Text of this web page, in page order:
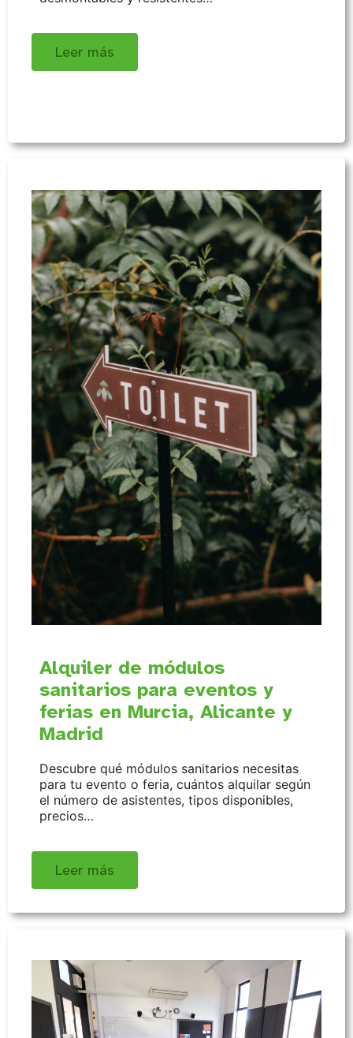
Leer más
Alquiler de módulos
sanitarios para eventos y
ferias en Murcia, Alicante y
Madrid
Descubre qué módulos sanitarios necesitas
para tu evento o feria, cuántos alquilar según
el número de asistentes, tipos disponibles,
precios…
Leer más